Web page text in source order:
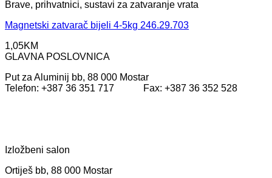
Brave, prihvatnici, sustavi za zatvaranje vrata
Magnetski zatvarač bijeli 4-5kg 246.29.703
1,05KM
GLAVNA POSLOVNICA
Put za Aluminij bb, 88 000 Mostar
Telefon: +387 36 351 717 Fax: +387 36 352 528
Izložbeni salon
Ortiješ bb, 88 000 Mostar